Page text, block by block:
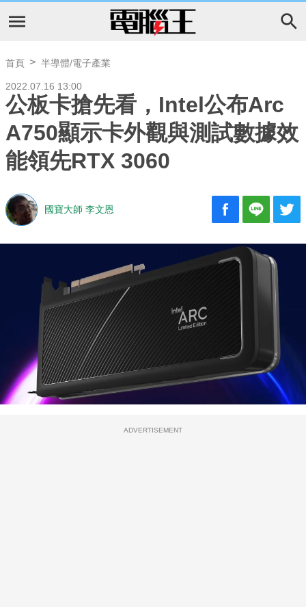
首頁 半導體/電子產業
2022.07.16 13:00
公板卡搶先看，Intel公布Arc
A750顯示卡外觀與測試數據效
能領先RTX 3060
國寶大師 李文恩
ADVERTISEMENT